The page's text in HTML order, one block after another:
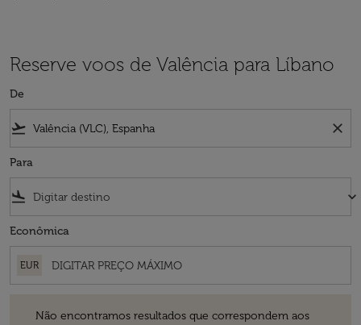
Reserve voos de Valência para Líbano
De
flight_takeoff close
Para
flight_land keyboard_arrow_down
Econômica
EUR
Não encontramos resultados que correspondem aos